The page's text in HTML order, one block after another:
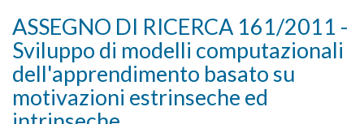
162/2011
-
Tecnologie
semantiche
basate
su
ASSEGNO DI RICERCA 161/2011 -
Sviluppo di modelli computazionali
dell'apprendimento basato su
motivazioni estrinseche ed